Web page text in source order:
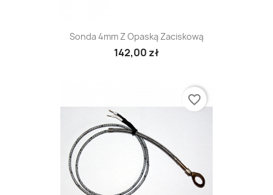
Sonda 4mm Z Opaską Zaciskową
142,00 zł
favorite_border